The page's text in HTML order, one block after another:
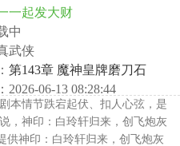
一起发大财
中
武侠
第143章 魔神皇牌磨刀石
2026-06-13 08:28:44
本情节跌宕起伏、扣人心弦，是
，神印：白玲轩归来，创飞炮灰
供神印：白玲轩归来，创飞炮灰